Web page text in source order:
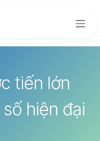
tiến lớn
hiện đại